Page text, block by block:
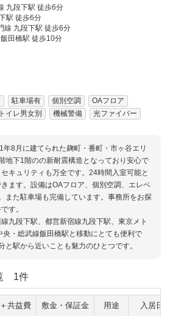
九段下駅 徒歩6分
駅 徒歩6分
線 九段下駅 徒歩6分
田橋駅 徒歩10分
駐車場有 個別空調
OAフロア
トイレ男女別 機械警備 光ファイバー
8月に建てられた麹町・番町・市ヶ谷エリ
地下1階のの新耐震構造となっており安心で
キュリティも万全です。24時間入室可能と
ます。設備はOAフロア、個別空調、エレベ
また駐車場も完備しています。事務所をお探
す。
九段下駅、都営新宿線九段下駅、東京メト
央・総武線飯田橋駅と移動にとても便利で
と駅から近いことも魅力のひとつです。
1件
共益費 敷金・保証金 用途 入居日